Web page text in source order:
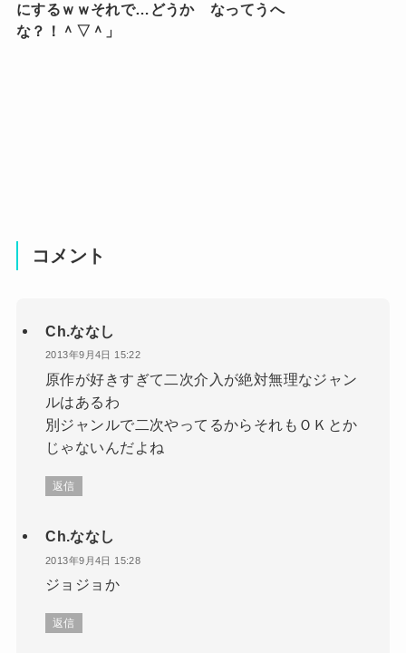
にするｗｗそれで…どうか
な？！＾▽＾」
なってうへ
コメント
Ch.ななし
2013年9月4日 15:22
原作が好きすぎて二次介入が絶対無理なジャン
ルはあるわ
別ジャンルで二次やってるからそれもＯＫとか
じゃないんだよね
返信
Ch.ななし
2013年9月4日 15:28
ジョジョか
返信